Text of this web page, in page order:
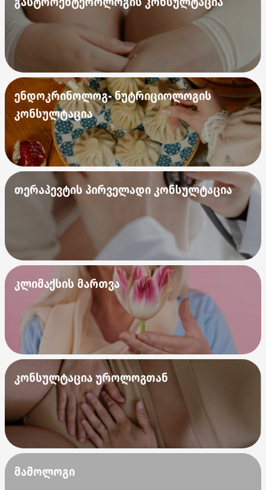
ენდოკრინოლოგ- ნუტრიციოლოგის
კონსულტაცია
თერაპევტის პირველადი კონსულტაცია
კლიმაქსის მართვა
კონსულტაცია უროლოგთან
მამოლოგი